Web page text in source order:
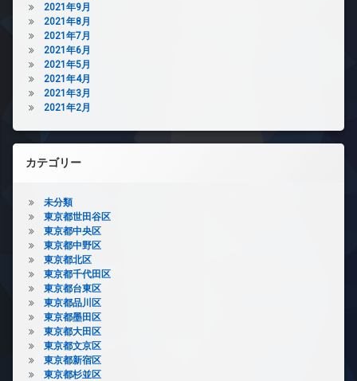
2021年9月
2021年8月
2021年7月
2021年6月
2021年5月
2021年4月
2021年3月
2021年2月
カテゴリー
未分類
東京都世田谷区
東京都中央区
東京都中野区
東京都北区
東京都千代田区
東京都台東区
東京都品川区
東京都墨田区
東京都大田区
東京都文京区
東京都新宿区
東京都杉並区